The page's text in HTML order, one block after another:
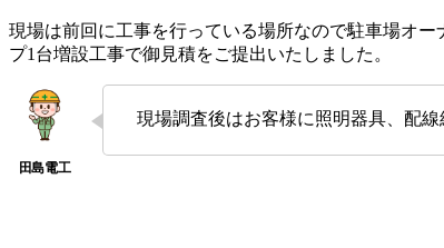
現場は前回に工事を行っている場所なので駐車場オ
プ1台増設工事で御見積をご提出いたしました。
現場調査後はお客様に照明器具、配